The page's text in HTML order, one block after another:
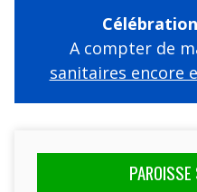
A compter de
sanitaires encore